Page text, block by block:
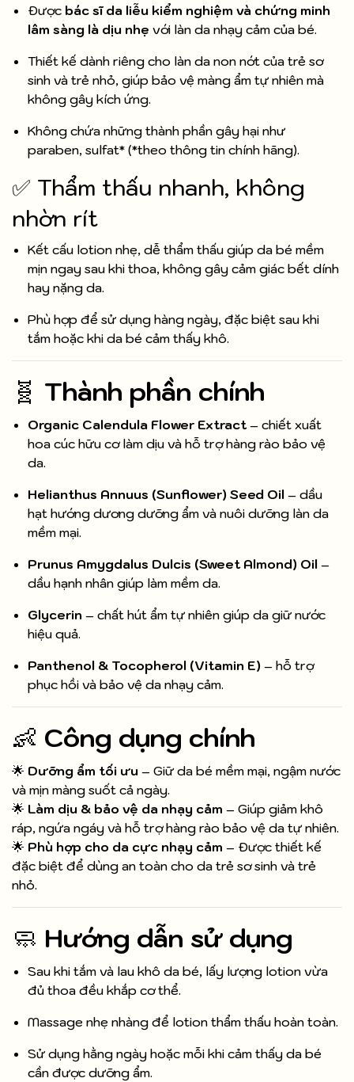
Được bác sĩ da liễu kiểm nghiệm và chứng minh
lâm sàng là dịu nhẹ với làn da nhạy cảm của bé.
Thiết kế dành riêng cho làn da non nớt của trẻ sơ
sinh và trẻ nhỏ, giúp bảo vệ màng ẩm tự nhiên mà
không gây kích ứng.
Không chứa những thành phần gây hại như
paraben, sulfat* (*theo thông tin chính hãng).
✅ Thẩm thấu nhanh, không
nhờn rít
Kết cấu lotion nhẹ, dễ thẩm thấu giúp da bé mềm
mịn ngay sau khi thoa, không gây cảm giác bết dính
hay nặng da.
Phù hợp để sử dụng hàng ngày, đặc biệt sau khi
tắm hoặc khi da bé cảm thấy khô.
🧬 Thành phần chính
Organic Calendula Flower Extract– chiết xuất
hoa cúc hữu cơ làm dịu và hỗ trợ hàng rào bảo vệ
da.
Helianthus Annuus (Sunflower) Seed Oil – dầu
hạt hướng dương dưỡng ẩm và nuôi dưỡng làn da
mềm mại.
Prunus Amygdalus Dulcis (Sweet Almond) Oil –
dầu hạnh nhân giúp làm mềm da.
Glycerin – chất hút ẩm tự nhiên giúp da giữ nước
hiệu quả.
Panthenol & Tocopherol (Vitamin E) – hỗ trợ
phục hồi và bảo vệ da nhạy cảm.
👶 Công dụng chính
🌟 Dưỡng ẩm tối ưu – Giữ da bé mềm mại, ngậm nước
và mịn màng suốt cả ngày.
🌟 Làm dịu & bảo vệ da nhạy cảm – Giúp giảm khô
ráp, ngứa ngáy và hỗ trợ hàng rào bảo vệ da tự nhiên.
🌟 Phù hợp cho da cực nhạy cảm – Được thiết kế
đặc biệt để dùng an toàn cho da trẻ sơ sinh và trẻ
nhỏ.
🧼 Hướng dẫn sử dụng
Sau khi tắm và lau khô da bé, lấy lượng lotion vừa
đủ thoa đều khắp cơ thể.
Massage nhẹ nhàng để lotion thẩm thấu hoàn toàn.
Sử dụng hằng ngày hoặc mỗi khi cảm thấy da bé
cần được dưỡng ẩm.